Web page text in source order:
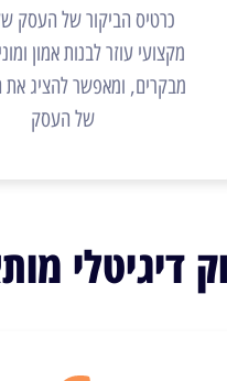
כרטיס הביקור של העסק
מקצועי עוזר לבנות אמון
מבקרים, ומאפשר להציג את
של העסק
דיגיטלי